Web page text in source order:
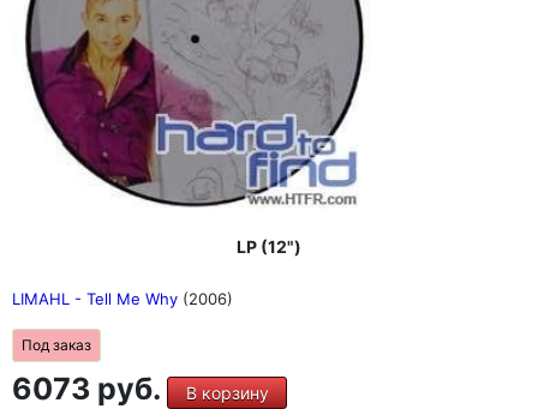
LP (12")
LIMAHL - Tell Me Why (2006)
Под заказ
6073 руб. В корзину